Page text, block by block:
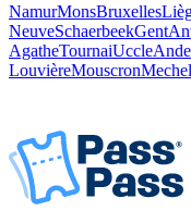
NamurMonsBruxelles
NeuveSchaerbeekGent
AgatheTournaiUccle
LouvièreMouscron